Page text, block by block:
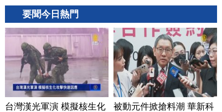
要聞今日熱門
台灣漢光軍演 模擬核生化
被動元件掀搶料潮 華新科